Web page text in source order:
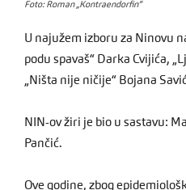
Foto: Roman „Kontraendorfin“
U najužem izboru za Ninovu
podu spavaš“ Darka Cvijića,
„Ništa nije ničije“ Bojana
NIN-ov žiri je bio u sastavu:
Pančić.
Ove godine, zbog